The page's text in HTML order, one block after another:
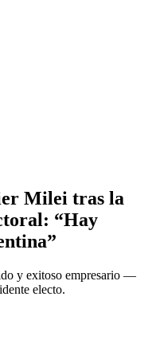
Milei tras la
“Hay
y exitoso empresario —
electo.